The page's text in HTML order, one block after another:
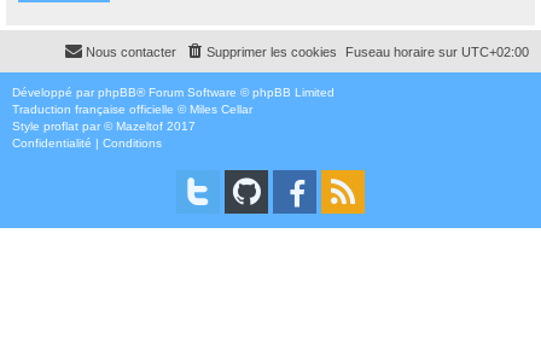
Fuseau horaire sur UTC+02:00
Supprimer les cookies
Nous contacter
Développé par phpBB® Forum Software © phpBB Limited
Traduction française officielle ©Miles Cellar
Style proflat par ©Mazeltof 2017
Confidentialité | Conditions